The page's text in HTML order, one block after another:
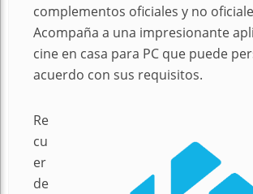
complementos oficiales y no
Acompaña a una impresionante
cine en casa para PC que puede
acuerdo con sus requisitos.
Re
cu
er
de